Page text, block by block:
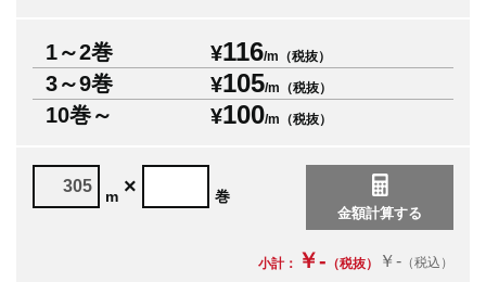
1～2巻 ¥116/m（税抜）
3～9巻 ¥105/m（税抜）
10巻～ ¥100/m（税抜）
m × 巻
小計： ￥- （税抜） ￥- （税込）